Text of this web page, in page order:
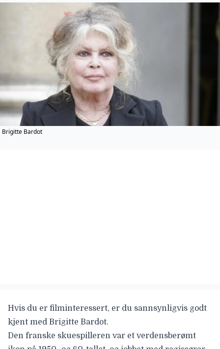
Brigitte Bardot
Hvis du er filminteressert, er du sannsynligvis godt
kjent med Brigitte Bardot.
Den franske skuespilleren var et verdensberømt